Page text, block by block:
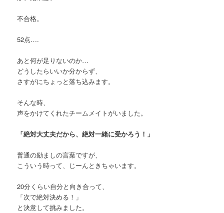
不合格。
52点….
あと何が足りないのか…
どうしたらいいか分からず、
さすがにちょっと落ち込みます。
そんな時、
声をかけてくれたチームメイトがいました。
「絶対大丈夫だから、絶対一緒に受かろう！」
普通の励ましの言葉ですが、
こういう時って、じーんときちゃいます。
20分くらい自分と向き合って、
「次で絶対決める！」
と決意して挑みました。